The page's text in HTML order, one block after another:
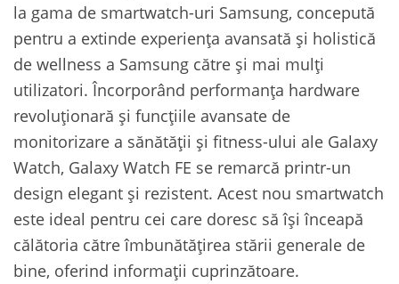
la gama de smartwatch-uri Samsung, concepută
pentru a extinde experiența avansată și holistică
de wellness a Samsung către și mai mulți
utilizatori. Încorporând performanța hardware
revoluționară și funcțiile avansate de
monitorizare a sănătății și fitness-ului ale Galaxy
Watch, Galaxy Watch FE se remarcă printr-un
design elegant și rezistent. Acest nou smartwatch
este ideal pentru cei care doresc să își înceapă
călătoria către îmbunătățirea stării generale de
bine, oferind informații cuprinzătoare.